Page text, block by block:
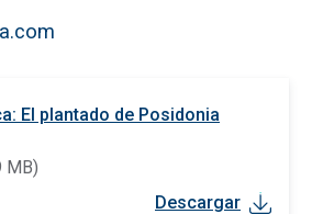
El plantado de Posidonia
MB)
Descargar